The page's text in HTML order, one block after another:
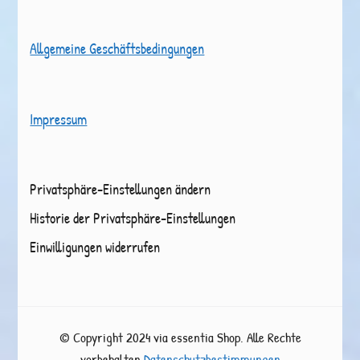
Allgemeine Geschäftsbedingungen
Impressum
Privatsphäre-Einstellungen ändern
Historie der Privatsphäre-Einstellungen
Einwilligungen widerrufen
© Copyright 2024 via essentia Shop. Alle Rechte